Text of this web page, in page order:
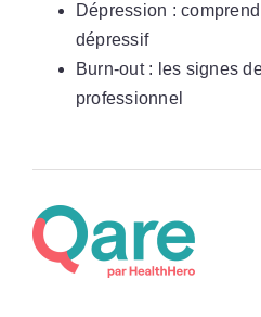
Dépression :
dépressif
Burn-out : les signes
professionnel